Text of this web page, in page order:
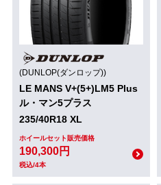
(DUNLOP(ダンロップ))
LE MANS V+(5+)LM5 Plus
ル・マン5プラス
235/40R18 XL
ホイールセット販売価格
190,300円
税込/4本